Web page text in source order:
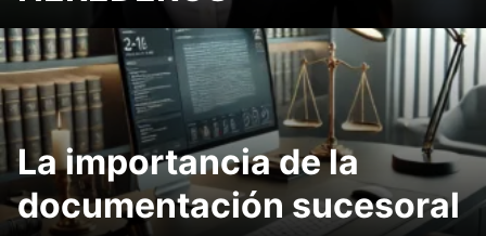
La importancia de la
documentación sucesoral